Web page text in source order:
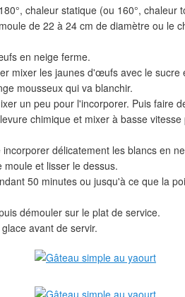
chaleur statique (ou 160°, chaleur
de 22 à 24 cm de diamètre ou le
en neige ferme.
mixer les jaunes d'œufs avec le sucre
mousseux qui va blanchir.
un peu pour l'incorporer. Puis faire
chimique et mixer à basse
délicatement les blancs en
moule et lisser le dessus.
50 minutes ou jusqu'à ce que la
démouler sur le plat de service.
avant de servir.